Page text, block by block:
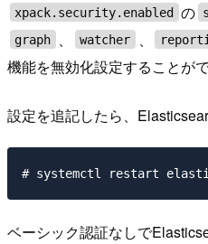
xpack.security.enabled の
graph 、 watcher 、
機能を無効化設定することがで
設定を追記したら、
ベーシック認証なしで